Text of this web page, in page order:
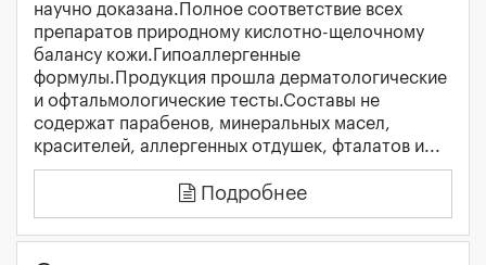
научно доказана.Полное соответствие всех
препаратов природному кислотно-щелочному
балансу кожи.Гипоаллергенные
формулы.Продукция прошла дерматологические
и офтальмологические тесты.Составы не
содержат парабенов, минеральных масел,
красителей, аллергенных отдушек, фталатов и...
Подробнее